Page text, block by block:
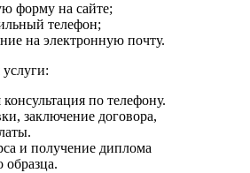
форму на сайте;
телефон;
на электронную почту.
по телефону.
заключение договора,
и получение диплома
образца.